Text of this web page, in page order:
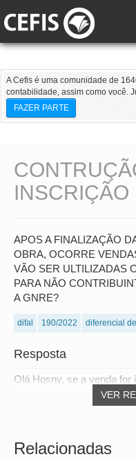
A Cefis é uma comunidade de
contabilidade, assim como você.
FAZER PARTE
INSCRIÇÃO
APOS A FINALIZAÇÃO
OBRA, OCORRE
VÃO SER ULTILIZADAS
PARA NÃO
A GNRE?
difal 190/2022 diferencial
Resposta
VER
Olá Hosny, se a venda for
Relacionadas